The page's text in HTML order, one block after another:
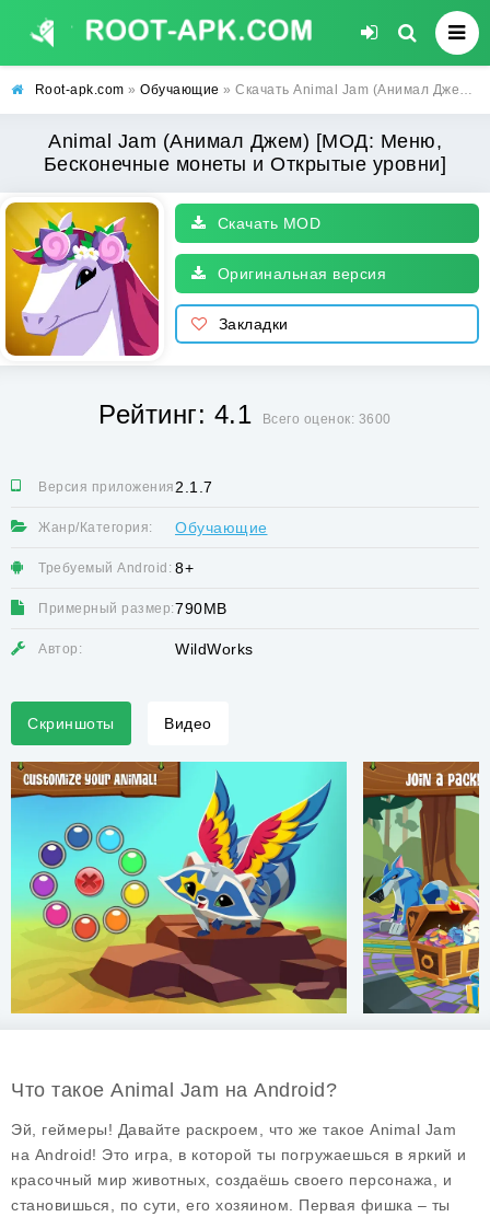
Root-apk.com » Обучающие » Скачать Animal Jam (Анимал Джем) [МОД: Меню, Бесконечные монеты и Открытые уровни] | Взлом Animal Jam на Андроид
Animal Jam (Анимал Джем) [МОД: Меню,
Бесконечные монеты и Открытые уровни]
Скачать MOD
Оригинальная версия
Закладки
Рейтинг: 4.1 Всего оценок: 3600
Версия приложения:2.1.7
Жанр/Категория: Обучающие
Требуемый Android: 8+
Примерный размер:790MB
Автор: WildWorks
Скриншоты Видео
Что такое Animal Jam на Android?
Эй, геймеры! Давайте раскроем, что же такое Animal Jam
на Android! Это игра, в которой ты погружаешься в яркий и
красочный мир животных, создаёшь своего персонажа, и
становишься, по сути, его хозяином. Первая фишка – ты